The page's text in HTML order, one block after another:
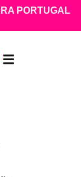
PORTUGAL